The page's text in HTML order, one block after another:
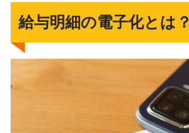
給与明細の電子化とは？